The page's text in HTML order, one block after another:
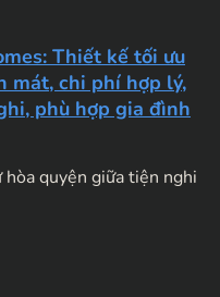
Thiết kế tối ưu
mát, chi phí hợp lý,
phù hợp gia đình
quyện giữa tiện nghi